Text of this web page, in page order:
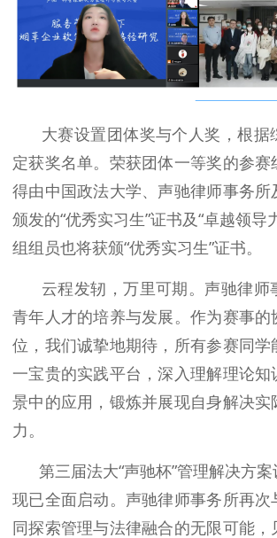
大赛设置团体奖与个人奖，根据
定获奖名单。荣获团体一等奖的参
得由中国政法大学、声驰律师事务所
颁发的“优秀实习生”证书及“卓越领导
组组员也将获颁“优秀实习生”证书。
云程发轫，万里可期。声驰律师
青年人才的培养与发展。作为赛事
位，我们诚挚地期待，所有参赛同
一宝贵的实践平台，深入理解理论知
景中的应用，锻炼并展现自身解决
力。
第三届法大“声驰杯”管理解决方案
现已全面启动。声驰律师事务所再
同探索管理与法律融合的无限可能，